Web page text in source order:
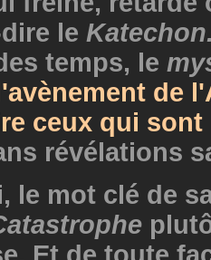
le
temps, le
de
ceux qui
révélations
le mot clé de